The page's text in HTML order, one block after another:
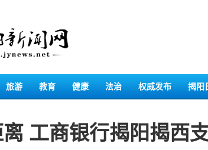
旅游 教育 健康 法治 权威发布 揭阳
工商银行揭阳揭西